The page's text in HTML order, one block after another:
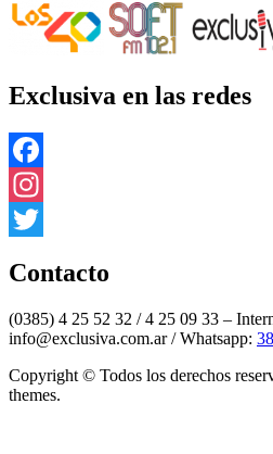
Exclusiva en las redes
Facebook
Instagram
Contacto
(0385) 4 25 52 32 / 4 25 09 33 –
info@exclusiva.com.ar / Whatsapp:
Copyright © Todos los derechos
themes.